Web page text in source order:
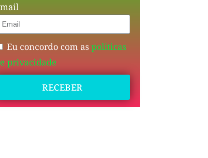
Eu concordo com aspoliticas
privacidade
RECEBER